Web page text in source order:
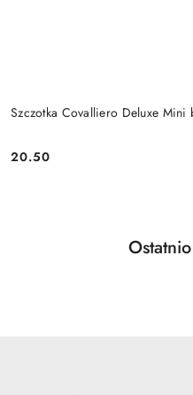
Szczotka Covalliero Deluxe Mini
Cena:
20.50
Pomiń karuzelęProdukty